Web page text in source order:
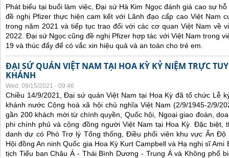
Phát biểu tại buổi làm việc, Đại sứ Hà Kim Ngọc đánh giá cao sự
đề nghị Pfizer thực hiện cam kết với Lãnh đạo cấp cao Việt Nam
trong năm 2021 và tiếp tục trao đổi với các cơ quan Việt Nam về
2022. Đại sứ Ngọc cũng đề nghị Pfizer hợp tác với Việt Nam trong
19 và thúc đẩy để có vắc xin hiệu quả và an toàn cho trẻ em.
ĐẠI SỨ QUÁN VIỆT NAM TẠI HOA KỲ KỶ NIỆM TRỰC
KHÁNH
Wed, 09/15/2021 - 09:46
Chiều 14/9/2021, Đại sứ quán Việt Nam tại Hoa Kỳ đã tổ chức Lễ
khánh nước Cộng hoà xã hội chủ nghĩa Việt Nam (2/9/1945-2/9/
gần 200 khách mời từ chính quyền, Quốc hội, Ngoại giao đoàn,
phi chính phủ và cộng đồng người Việt Nam tại Hoa Kỳ. Đặc biệt,
danh dự có Phó Trợ lý Tổng thống, Điều phối viên khu vực Ấn
Hội đồng An ninh Quốc gia Hoa Kỳ Kurt Campbell và Hạ nghị sĩ
tịch Tiểu ban Châu Á - Thái Bình Dương - Trung Á và Không phổ